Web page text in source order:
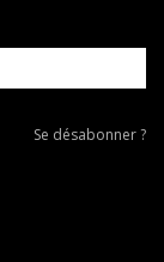
Se
Se désabonner ?